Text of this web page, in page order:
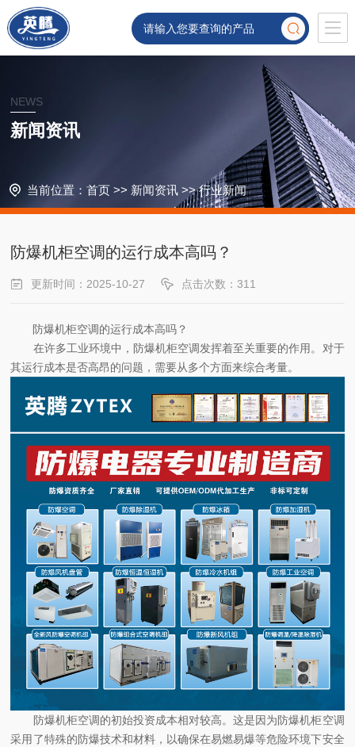
NEWS
新闻资讯
当前位置： 首页 >> 新闻资讯 >>行业新闻
防爆机柜空调的运行成本高吗？
更新时间：2025-10-27 点击次数：311
防爆机柜空调的运行成本高吗？
在许多工业环境中，防爆机柜空调发挥着至关重要的作用。对于
其运行成本是否高昂的问题，需要从多个方面来综合考量。
防爆机柜空调的初始投资成本相对较高。这是因为防爆机柜空调
采用了特殊的防爆技术和材料，以确保在易燃易爆等危险环境下安全